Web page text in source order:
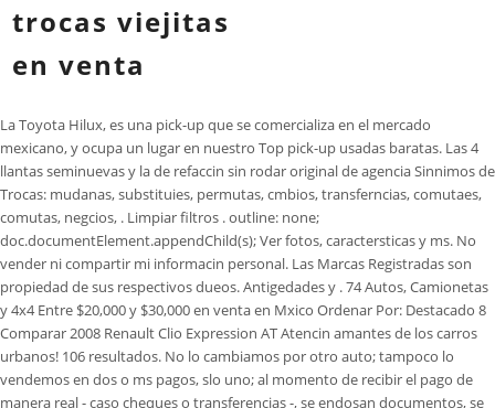
trocas viejitas
en venta
La Toyota Hilux, es una pick-up que se comercializa en el mercado mexicano, y ocupa un lugar en nuestro Top pick-up usadas baratas. Las 4 llantas seminuevas y la de refaccin sin rodar original de agencia Sinnimos de Trocas: mudanas, substituies, permutas, cmbios, transferncias, comutaes, comutas, negcios, . Limpiar filtros . outline: none; doc.documentElement.appendChild(s); Ver fotos, caractersticas y ms. No vender ni compartir mi informacin personal. Las Marcas Registradas son propiedad de sus respectivos dueos. Antigedades y . 74 Autos, Camionetas y 4x4 Entre $20,000 y $30,000 en venta en Mxico Ordenar Por: Destacado 8 Comparar 2008 Renault Clio Expression AT Atencin amantes de los carros urbanos! 106 resultados. No lo cambiamos por otro auto; tampoco lo vendemos en dos o ms pagos, slo uno; al momento de recibir el pago de manera real - caso cheques o transferencias -, se endosan documentos, se hacen las respectivas cartas de responsiva legal y ud. Compra venta Solo trocas Pick-up Cuidad Juarez, El Paso Shopping & retail Send message Hi! w.parentNode.insertBefore(i, w); Solo tiendas oficiales (29) Categoras. Precioso y nico en todo Mxico Caprice Classic 82, placas de Auto Antiguo, 4: puertas en color verde, muy Elegante el Auto es muy amplio y cmodo , su manejo es muy suave,vestiduras Originales,tablero Original, Direccin hidrulica,llantas nuevas,Excelente estado original..sin golpes, carrocera y motor en excelentes condiciones! w.parentNode.insertBefore(i, w); de 6 cilindros en lnea renovado al 100% con detalles cromados como la tapa de punteras, la marcha, la licuadora de direccin hidrulica, etc. trae su Gra pues no tiene placas - y se lo lleva. Algo sali mal. La popularidad de la Ram produjo que la creacin de una marca para vender estas camionetas. Guarda esta bsqueda para recibir avisos al instante cuando aparezcan listados coincidentes o expande tu bsqueda, Por favor ingresa una ciudad o cdigo zip vlido, Guarda esta bsqueda para recibir avisos al instante cuando aparezcan listados coincidentes, Guarda esta bsqueda para recibir avisos al instante cuando aparezcan listados coincidentes o expande tu bsqueda, Camionetas Pick-Up Estadounidenses en Venta. Entra, revisa y encuentra en Segundamano.mx. Encuentre casas baratas en venta en California, hasta por un 60% por debajo del valor de mercado a travs de nuestras listas de casas embargadas. Contactar 12 Fotos $78,000 Negociable 120,000km Monraz CHRYSLER GRAND VOYAGER LE AUT 2000 . USD. Le faltan pequeos detalles.VENTA O CAMBIO POR JEEP YJ O WRNGLER DEL 2000 EN ADELANTEEl motor es un AMC 289 cc. camionetas viejitas en venta baratas; chevrolet apache 1950 magnificas; remates de camionetas pick up usadas; ford f 100 modelo 70; camioneta chevrolet pick up 1980; Ordenar por. Here's what's included: Get conjugations, examples, and pronunciations for millions of words and phrases in Spanish and English. Renault Oroch Intens Outsider Automtica 2021 Tela 9 mil kms. More Home Reviews Photos Groups About See all se aceptan slo publicaciones de compra o venta de trocas ( Pick-up) en Jurez y El Paso 2,900 people like this 2,960 people follow this Shopping & Retail Photos See all SalvageTrucksAuction.com es un Servicio de Mercadeo en lnea de Carros y SUVs de Copart Trucks Subastas. Aqu estn los mejores Camionetas Pick-Up a la venta menos de $2,000 lo antes posible. Mercado Libre Mxico - Donde comprar y vender de todo. Camionetas Pick-Up usados en Venta; Vehculos Clsico. Pick Up Ram 1500 2015 Doble cabina excelente condiciones, no fallas, a prueba de mecanicos, importado, (no nacional) listo para facturar a tu nombre Tel.6462187445, Cheyenne ltz 4x4 automtica elctrica con aire acondicionado doble cabina piel quemacocos 100% mexicana llantas nuevas se toma pick up a cuenta, NISSAN PICK UP Z24 R TBI 4X4 1987 STANDARD Recin restaurada todo al 100 por ciento de todo a todos Pintura Nueva llantas Nuevas YOKOHAMA calludas Suspensin Nueva interior caja Ventanillas Motor al 100 Aire acondicionado 4X4 Legalizada con baja de placas de Sinaloa equipada 6671395122, Pick up s10 1995 impecable, excelente para trabajo . box-shadow: 0 0 0 2px #fff, 0 0 0 3px #2968C8, 0 0 0 5px rgba(65, 137, 230, 0.3); . Everardo Mrquez 902, Esquina Blvd. camionetas usadas viejas f100; camionetas usadas antiguas pick up; camionetas viejas; Ordenar por. Group by. Anuncios con Reporte de antecedentes vehicular Caractersticas generales Acepta auto a cuenta Acepta crdito Precio negociable Nmero de dueos Vehculo nuevo 1 dueo 2 dueos 3 dueos 4 o ms dueos Tipo de usuario Mostrar todos Slo anuncios de agencia Slo trato directo Bajadas de precio Slo bajadas de precio Ver solo anuncios Urgente Pongo a la venta ste bonito auto VW Karmann Ghia 1971, tiene muy aceptables condiciones, sta completo como puede verse en las fotos; funciona bien en general - ahora hay que reparar la marcha -, su motor, transmisin y todo funciona bien; adems est bajo techo - desde hace casi 2 aos - y se mueve lo necesario. Solicitar informacin. 42086 de Lunes a Sbados de 10am a 6pm, Domingos y Das Festivos de 12am a 3pm, contamos con Sistema de Apartado para que no se la vayan a ganar. doc.documentElement.appendChild(s); . Touch device users, explore by touch or with swipe gestures. Encuentre casas baratas en venta en California, hasta por un 60% por debajo del valor de mercado a travs de nuestras listas de casas embargadas. Aire acondicionado (falta conectarlo). outline: none; "; Ms relevantes. Volver a la bsqueda . } 2.O TURBOTOTALMENTE COMO NUEVA, COMPRUEBELOTOMO CARRO O CAMIONETATEL. Tel. Pick up Nissan Titan modelo 2013 doble cabinaFactura original placas nuevas del estado de MxicoTodo pagado al 23 verificacin 0 circula diario y le toca hasta julio llantas ms de media vida mximo lujo elctrica,clima,cubre batea,no tira ningn tipo de fluido cualquier prueba legal o mecnica precio a tratar en persona, 2014 PICK UP FORD F 150 XL, V8 5.0L GASOLINA, TRANSMISIN AUTOMTICA, PLATAFORMA DE ALUMINIO DE 9' DE LARGO. De momento lo tenemos en el precio aqu mencionado; pero en la medida que se siga detallando y reparando, aumentar su precio. Circula diario. Autos, Camionetas y 4x4 Siniestrados (1) Camiones (1) Motos (4) Blindados (1) Vendedor Vendedor. asientos con tapicera originales. A feminine noun is almost always used with feminine articles and adjectives (e.g. la mujer bonita, la luna llena). To drive a truck of this size, you are required to have a special license. Salt Lake City, UT (2 millas) $753 por encima del mercado. Tiene puertas completas con ventanas; le falta completar el interior de las puertas, pero se vende con las partes nuevas listas para montar, los 4 amortiguadores son nuevos. var s = doc.createElement('script'); >>> Ver ms anuncios de Dodge Ram usadas en venta en Mxico. Utilizamos cookies para asegurar una buena experiencia de navegacin. Trocas 4 cilindros desde $28,900, variedad chingona en el gran Tianguis Autos Actopan 2023 Arre Canales 26K views 1 day ago New camionetas de trabajo lujosas sin ningn problema en la. Contactar 12 Fotos $14,800 USD Negociable 151,000km Murua Oriente 65 Autos, Camionetas y 4x4 Usados en venta en Jurez, Chihuahua Guardar Bsqueda Ordenar Por: Destacado. Pantalla Touch 1098000 pesos $ 1,098,000. Ingresa tu domicilio. Extra forro para mayor proteccin . Cul ser tu prximo vehculo? Camionetas viejitas. Al navegar en nuestro sitio aceptas que usemos cookies para personalizar tu experiencia segn la Declaracin de Privacidad. Guarda esta bsqueda para recibir avisos al instante cuando aparezcan listados coincidentes para recibir alertas cuando se agreguen autos. Solo tiendas oficiales (2) Categoras. Para conducir una troca de este tamao, se necesita un permiso especial. BUENAS LLANTAS, BUEN AIRE ACONDICIONADO, VIDRIOS Y SEGUROS ELECTRICOS, EN EXCELENTES CONDICIONES MECNICAS.IMPORTADO A LA FRONTERA.COMPRA SEGURO EN LUGAR ESTABLECIDO, EN BLVD. i.id = "GoogleAnalyticsIframe"; Los inversionistas a menudo buscan comprar este tipo de viviendas baratas por la alta rentabilidad obtenida. Renault Oroch Intens Outside 4 Cil. Su negocio principal requiere la compra-venta de divisas extranjeras a cambio de mercaderas, exponindolos a riesgos. Volver a la bsqueda . 811 527 94 28 Y 811 474 2539. Motor en Diesel 3.2 litros con apenas 87,250 kilmetros originales (CUALQUIER PRUEBA). 29-mar-2022 - Explora el tablero de Luis Alberto "trocas arregladas" en Pinterest. 4 llantas nuevas con rines de aluminio de su poca, solamente tienen que pulirse para que se vean como nuevos, tiene winch en el frente tan antiguo como el vehculo trabajando perfectamente. var w = d.getElementsByTagName('script')[0]; Buscando a Juan Ramn Fletes. ' pick up ' en Camionetas usadas y nuevas en venta en Mxico Busca en otras zonas populares Jalisco Chihuahua 12 Fotos $137,000 Negociable 140,000km Granjas Valle de Guadalupe Nissan Titan 2013 doble cabina . Camionetas baratas en venta - CarGurus Camionetas baratas en venta en todo el pas Buscar usados Buscar nuevos Por auto Por carrocera Por precio a 4671 avisos Precio del vehculo $500-$10,000 Millaje Cualquiera Aos a Color Amarillo (35) Azul (474) Blanco (1299) Gris (360) Marrn (208) Morado (7) Naranja (23) Negro (534) Oro (98) Plata (417) Rojo Camionetas Van en Venta menos de $2,000; Convertibles en Venta menos de $2,000; Cups en Venta menos de $2,000; Hatchback (3 Puertas) en Venta menos de . Nuestro listado de casas en remate en California contiene las mejores ofertas en ejecuciones hipotecarias disponibles en el estado. . Destacado; Precio (Mayor a Menor) Precio (Menor a Mayor) Marca - Modelo (A-Z) . Please let us know how we can help. Ford Ranger Doble Cabina XLT Diesel 3.2 lts 4X4 ao 2017, DODGE RAM 1500 V6 2015 - Anuncio publicado por RICARDO. Para poderlo mostrar debemos programar una cita. Tenemos para ti una oferta irresistible,